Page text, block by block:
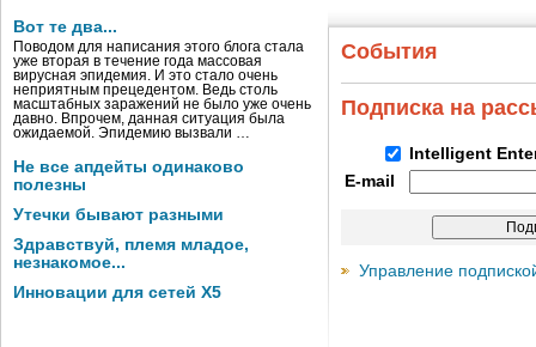
Вот те два...
Поводом для написания этого блога стала
уже вторая в течение года массовая
вирусная эпидемия. И это стало очень
неприятным прецедентом. Ведь столь
масштабных заражений не было уже очень
давно. Впрочем, данная ситуация была
ожидаемой. Эпидемию вызвали …
Не все апдейты одинаково
полезны
Утечки бывают разными
Здравствуй, племя младое,
незнакомое...
Инновации для сетей X5
События
Подписка на
Intelligent
E-mail
Управление